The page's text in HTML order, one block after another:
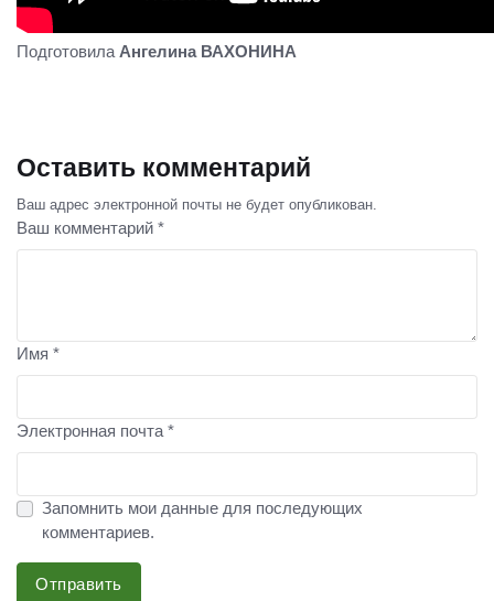
ПодготовилаАнгелина ВАХОНИНА
Оставить комментарий
Ваш адрес электронной почты не будет опубликован.
Ваш комментарий *
Имя *
Электронная почта *
Запомнить мои данные для последующих
комментариев.
Отправить